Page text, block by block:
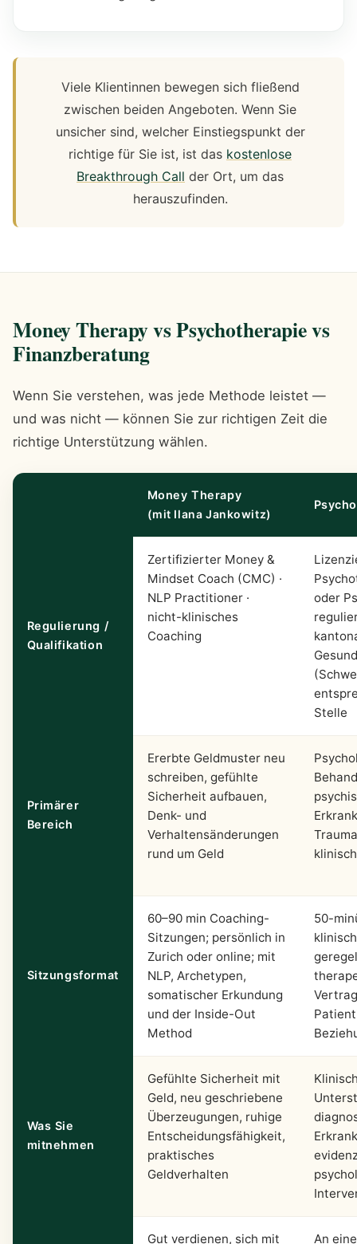
Viele Klientinnen bewegen sich fließend
zwischen beiden Angeboten. Wenn Sie
unsicher sind, welcher Einstiegspunkt der
richtige für Sie ist, ist das kostenlose
Breakthrough Call der Ort, um das
herauszufinden.
Money Therapy vs Psychotherapie vs
Finanzberatung
Wenn Sie verstehen, was jede Methode leistet —
und was nicht — können Sie zur richtigen Zeit die
richtige Unterstützung wählen.
Money Therapy
(mit Ilana Jankowitz)
Regulierung /
Qualifikation
Zertifizierter Money &
Mindset Coach (CMC) ·
NLP Practitioner ·
nicht-klinisches
Coaching
oder
Stelle
Primärer
Bereich
Ererbte Geldmuster neu
schreiben, gefühlte
Sicherheit aufbauen,
Denk- und
Verhaltensänderungen
rund um Geld
Sitzungsformat
60–90 min Coaching-
Sitzungen; persönlich in
Zurich oder online; mit
NLP, Archetypen,
somatischer Erkundung
und der Inside-Out
Method
50-
Was Sie
mitnehmen
Gefühlte Sicherheit mit
Geld, neu geschriebene
Überzeugungen, ruhige
Entscheidungsfähigkeit,
praktisches
Geldverhalten
Gut verdienen, sich mit An